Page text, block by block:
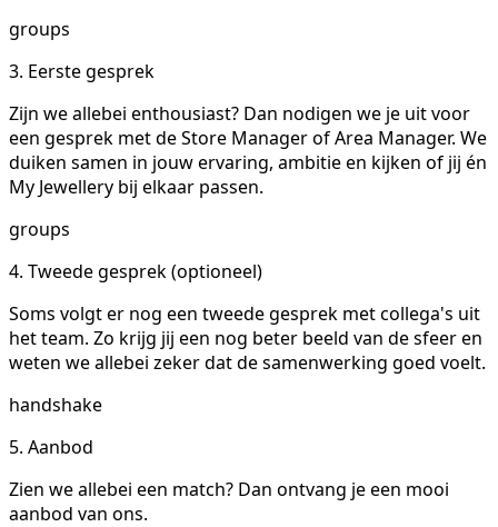
groups
3. Eerste gesprek
Zijn we allebei enthousiast? Dan nodigen we je uit voor
een gesprek met de Store Manager of Area Manager. We
duiken samen in jouw ervaring, ambitie en kijken of jij én
My Jewellery bij elkaar passen.
groups
4. Tweede gesprek (optioneel)
Soms volgt er nog een tweede gesprek met collega's uit
het team. Zo krijg jij een nog beter beeld van de sfeer en
weten we allebei zeker dat de samenwerking goed voelt.
handshake
5. Aanbod
Zien we allebei een match? Dan ontvang je een mooi
aanbod van ons.